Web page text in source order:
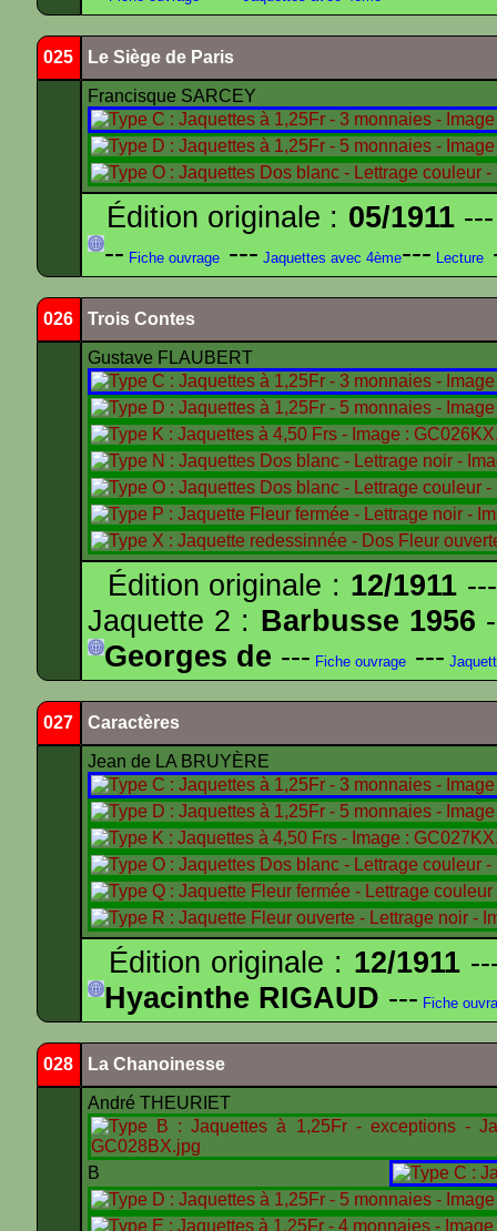
025 Le Siège de Paris
Francisque SARCEY
Édition originale : 05/1911---
-- Fiche ouvrage --- Jaquettes avec 4ème--- Lecture
026 Trois Contes
Gustave FLAUBERT
Édition originale : 12/1911
Jaquette 2 : Barbusse 1956
Georges de --- Fiche ouvrage ---
027 Caractères
Jean de LA BRUYÈRE
Édition originale : 12/1911
Hyacinthe RIGAUD --- Fiche
028 La Chanoinesse
André THEURIET
B